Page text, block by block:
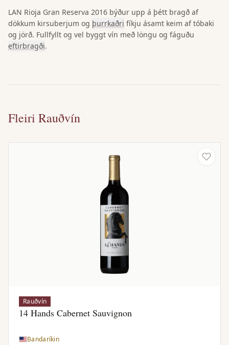
LAN Rioja Gran Reserva 2016 býður upp á þétt bragð af
dökkum kirsuberjum og þurrkaðri fíkju ásamt keim af tóbaki
og jörð. Fullfyllt og vel byggt vín með löngu og fáguðu
eftirbragði.
Fleiri Rauðvín
Rauðvín
14 Hands Cabernet Sauvignon
Bandaríkin